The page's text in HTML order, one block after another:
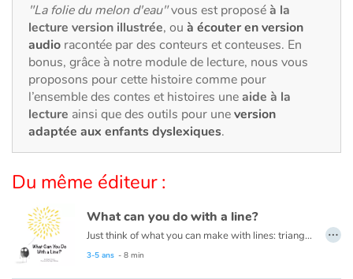
Documentaires
En famille
Quotidien et loisirs
À l'école
Fêtes et évènements
Amour et amitié
Sujets de société
"La folie du melon d'eau"vous est proposéà la
lecture version illustrée, ou à écouter en version
audio racontée par des conteurs et conteuses. En
bonus, grâce à notre module de lecture, nous vous
proposons pour cette histoire comme pour
l’ensemble des contes et histoires uneaide à la
lecture ainsi que des outils pour uneversion
adaptée aux enfants dyslexiques.
Du même éditeur :
What can you do with a line?
Just think of what you can make with lines: triangles, squares, and circles. Houses, trees, tigers, ice cream cones and even zebras! This book is about lines and drawing them into different shapes to create masterpieces!
Read this book in French here:
3-5 ans - 8 min
…